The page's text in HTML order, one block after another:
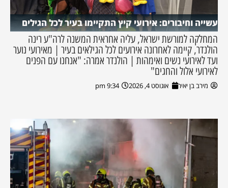
עשייה וחיבורים: אירועי קיץ התקיימו בעיר לכל הגילים
המחלקה למורשת ישראל, עליה אחראית המשנה לרה"ע רינה
הולנדר, קיימה לאחרונה אירועים לכל הגילאים בעיר | מאירועי נוער
ועד לאירועי נשים ואימהות | הולנדר אמרה: "אנחנו עם הפנים
לאירועי אלול והחגים"
מירב בן יאיר אוגוסט 4, 2026 9:34 pm